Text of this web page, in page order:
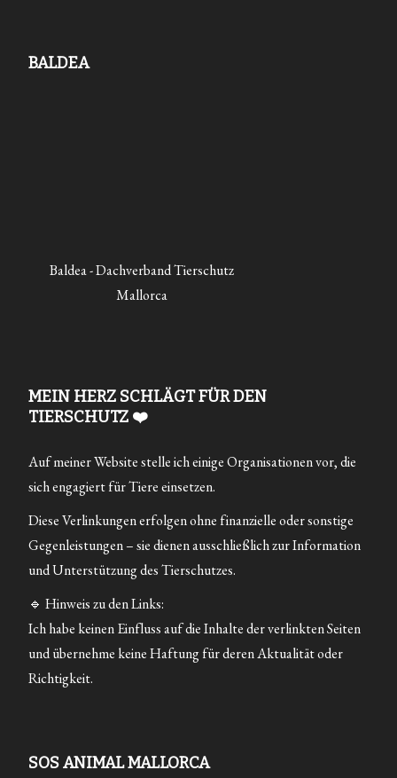
BALDEA
Baldea - Dachverband Tierschutz
Mallorca
MEIN HERZ SCHLÄGT FÜR DEN
TIERSCHUTZ ❤️
Auf meiner Website stelle ich einige Organisationen vor, die
sich engagiert für Tiere einsetzen.
Diese Verlinkungen erfolgen ohne finanzielle oder sonstige
Gegenleistungen – sie dienen ausschließlich zur Information
und Unterstützung des Tierschutzes.
🔹 Hinweis zu den Links:
Ich habe keinen Einfluss auf die Inhalte der verlinkten Seiten
und übernehme keine Haftung für deren Aktualität oder
Richtigkeit.
SOS ANIMAL MALLORCA